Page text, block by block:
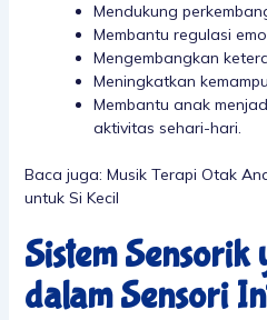
Mendukung
Membantu regulasi
Mengembangkan
Meningkatkan
Membantu anak
aktivitas sehari-hari.
Baca juga: Musik Terapi Otak
untuk Si Kecil
Sistem Sensorik
dalam Sensori